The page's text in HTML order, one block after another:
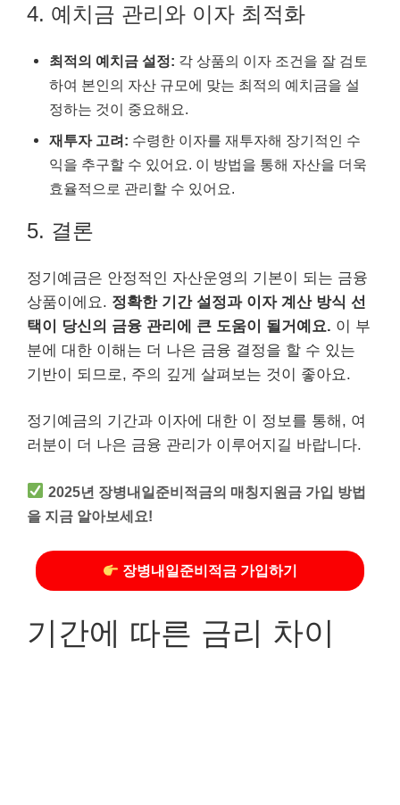
4. 예치금 관리와 이자 최적화
최적의 예치금 설정: 각 상품의 이자 조건을 잘 검토
하여 본인의 자산 규모에 맞는 최적의 예치금을 설
정하는 것이 중요해요.
재투자 고려: 수령한 이자를 재투자해 장기적인 수
익을 추구할 수 있어요. 이 방법을 통해 자산을 더욱
효율적으로 관리할 수 있어요.
5. 결론
정기예금은 안정적인 자산운영의 기본이 되는 금융
상품이에요. 정확한 기간 설정과 이자 계산 방식 선
택이 당신의 금융 관리에 큰 도움이 될거예요. 이 부
분에 대한 이해는 더 나은 금융 결정을 할 수 있는
기반이 되므로, 주의 깊게 살펴보는 것이 좋아요.
정기예금의 기간과 이자에 대한 이 정보를 통해, 여
러분이 더 나은 금융 관리가 이루어지길 바랍니다.
2025년 장병내일준비적금의 매칭지원금 가입 방법
을 지금 알아보세요!
장병내일준비적금 가입하기
기간에 따른 금리 차이